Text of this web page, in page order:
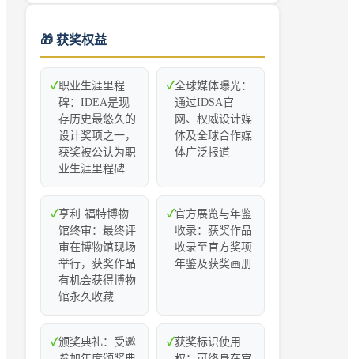
🎁 获奖权益
✓职业生涯里程
碑：IDEA是现
存历史最悠久的
设计奖项之一，
获奖被公认为职
业生涯里程碑
✓全球媒体曝光：
通过IDSA官
网、权威设计媒
体及全球合作媒
体广泛报道
✓亨利·福特博物
馆终审：最终评
审在博物馆现场
举行，获奖作品
有机会获得博物
馆永久收藏
✓官方展览与年鉴
收录：获奖作品
收录至官方奖项
年鉴及获奖画册
✓颁奖典礼：受邀
✓获奖标识使用